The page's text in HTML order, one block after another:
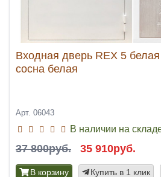
Входная дверь REX 5
сосна белая
Арт. 06043
В наличии на
37 800руб. 35 910руб.
В корзину Купить в 1 клик